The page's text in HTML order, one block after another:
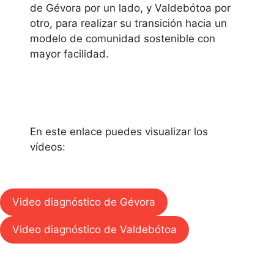
de Gévora por un lado, y Valdebótoa por
otro, para realizar su transición hacia un
modelo de comunidad sostenible con
mayor facilidad.
En este enlace puedes visualizar los
vídeos:
Video diagnóstico de Gévora
Video diagnóstico de Valdebótoa